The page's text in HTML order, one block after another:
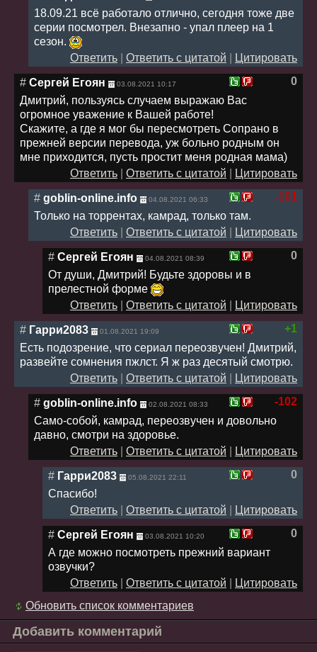
18.09.21 всё работало отлично, сегодня тоже две
серии посмотрел. Внезапно - упал плеер на 1
сезон.
Ответить
Ответить с цитатой
Цитировать
0
# Сергей Егоян 03.08.2021 10:17
Дмитрий, пользуясь случаем выражаю Вас
огромное уважение к Вашей работе!
Скажите, а где я мог бы пересмотреть Сопрано в
прежней версии перевода, уж больно родным он
мне приходится, пусть простит меня родная мама)
Ответить
Ответить с цитатой
Цитировать
-101
# goblin-online.info 04.08.2021 06:33
Только на торрентах, камрад, только там.
Ответить
Ответить с цитатой
Цитировать
0
# Сергей Егоян 04.08.2021 08:39
От души, Дмитрий! Будьте здоровы и в
прелестной форме
Ответить
Ответить с цитатой
Цитировать
+1
# Гарри2083 01.08.2021 19:09
Есть подозрение, что сериал переозвучен! Дмитрий,
развейте сомнения пжлст. Я ж раз десятый смотрю.
Ответить
Ответить с цитатой
Цитировать
-102
# goblin-online.info 02.08.2021 08:33
Само-собой, камрад, переозвучен и довольно
давно, смотри на здоровье.
Ответить
Ответить с цитатой
Цитировать
0
# Гарри2083 05.08.2021 22:11
Спасибо!
Ответить
Ответить с цитатой
Цитировать
0
# Сергей Егоян 03.08.2021 10:20
А где можно посмотреть прежний вариант
озвучки?
Ответить
Ответить с цитатой
Цитировать
Обновить список комментариев
Добавить комментарий